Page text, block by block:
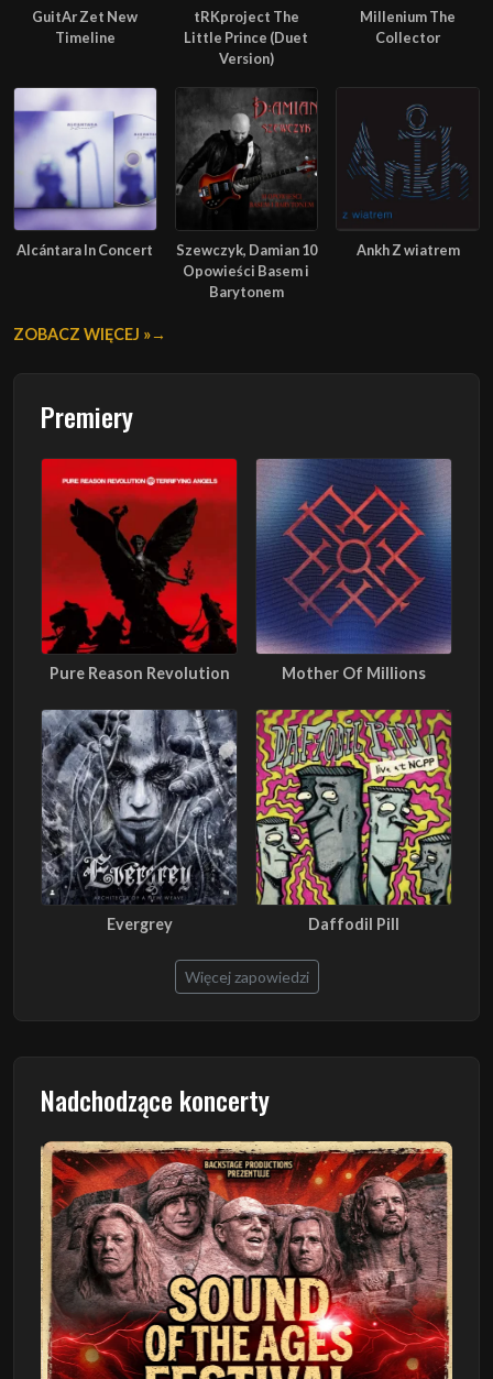
GuitAr Zet New
Timeline
tRKproject The
Little Prince (Duet
Version)
Millenium The
Collector
Alcántara In Concert
Szewczyk, Damian 10
Opowieści Basem i
Barytonem
Ankh Z wiatrem
ZOBACZ WIĘCEJ »
Premiery
Pure Reason Revolution Mother Of Millions
Evergrey Daffodil Pill
Więcej zapowiedzi
Nadchodzące koncerty
Poprzedni Następny